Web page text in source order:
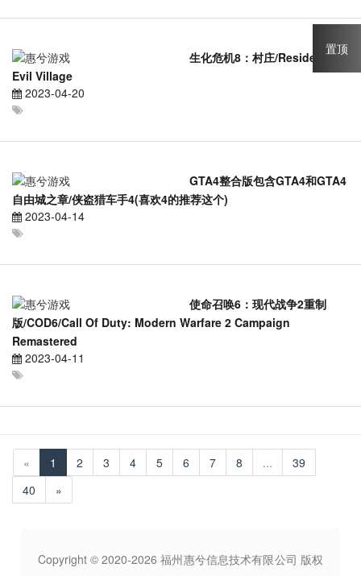
置顶
生化危机8：村庄/Resident
Evil Village
2023-04-20
GTA4整合版包含GTA4和GTA4
自由城之章/侠盗猎车手4(喜欢4的推荐这个)
2023-04-14
使命召唤6：现代战争2重制
版/COD6/Call Of Duty: Modern Warfare 2 Campaign
Remastered
2023-04-11
« 1 2 3 4 5 6 7 8 ...
39
40
»
Copyright © 2020-2026 福州惠兮信息技术有限公司 版权